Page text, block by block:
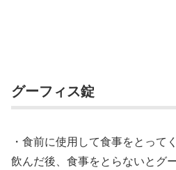
グーフィス錠
・食前に使用して食事をとって
飲んだ後、食事をとらないとグ